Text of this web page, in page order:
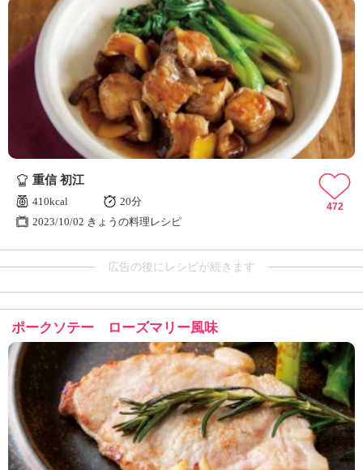
重信 初江
410kcal
20分
2023/10/02 きょうの料理レシピ
472
広告の後にレシピが続きます
ポークソテー ローズマリー風味